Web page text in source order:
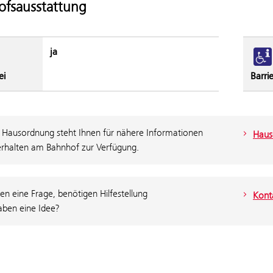
ja
Hausordnung steht Ihnen für nähere Informationen
am Bahnhof zur Verfügung.
eine Frage, benötigen Hilfestellung
eine Idee?